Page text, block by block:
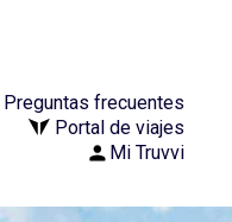
Preguntas frecuentes
Portal de viajes
Mi Truvvi